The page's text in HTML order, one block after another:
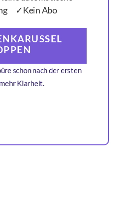
✓Kein Abo
schon nach der ersten
Klarheit.